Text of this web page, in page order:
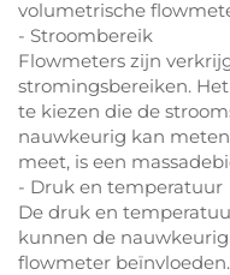
volumetrische
- Stroombereik
Flowmeters zijn
stromingsbereiken.
te kiezen die de
nauwkeurig kan
meet, is een
- Druk en temperatuur
De druk en
kunnen de
flowmeter